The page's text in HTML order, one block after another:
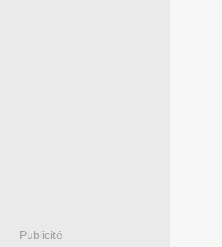
Publicité